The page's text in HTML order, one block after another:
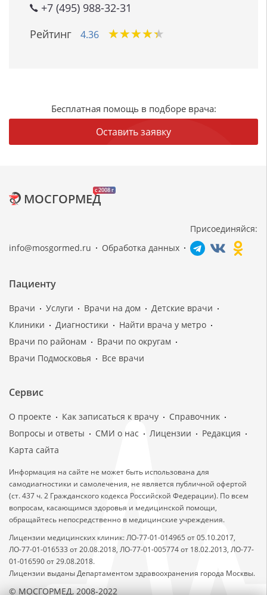
+7 (495) 988-32-31
Рейтинг
4.36 ★★★★★
★★★★★
Бесплатная помощь в подборе врача:
Оставить заявку
c 2008 г
МОСГОРМЕД
info@mosgormed.ru Обработка данных
Присоединяйся:
Пациенту
Врачи Услуги Врачи на дом
Детские врачи
Клиники
Диагностики
Найти врача у метро
Врачи по районам
Врачи по округам
Врачи Подмосковья
Все врачи
Сервис
О проекте Как записаться к врачу
Справочник
Вопросы и ответы
СМИ о нас Лицензии
Редакция
Карта сайта
Информация на сайте не может быть использована для
самодиагностики и самолечения, не является публичной офертой
(ст. 437 ч. 2 Гражданского кодекса Российской Федерации). По всем
вопросам, касающимся здоровья и медицинской помощи,
обращайтесь непосредственно в медицинские учреждения.
Лицензии медицинских клиник: ЛО-77-01-014965 от 05.10.2017,
ЛО-77-01-016533 от 20.08.2018, ЛО-77-01-005774 от 18.02.2013, ЛО-77-
01-016590 от 29.08.2018.
Лицензии выданы Департаментом здравоохранения города Москвы.
© МОСГОРМЕД, 2008-2022